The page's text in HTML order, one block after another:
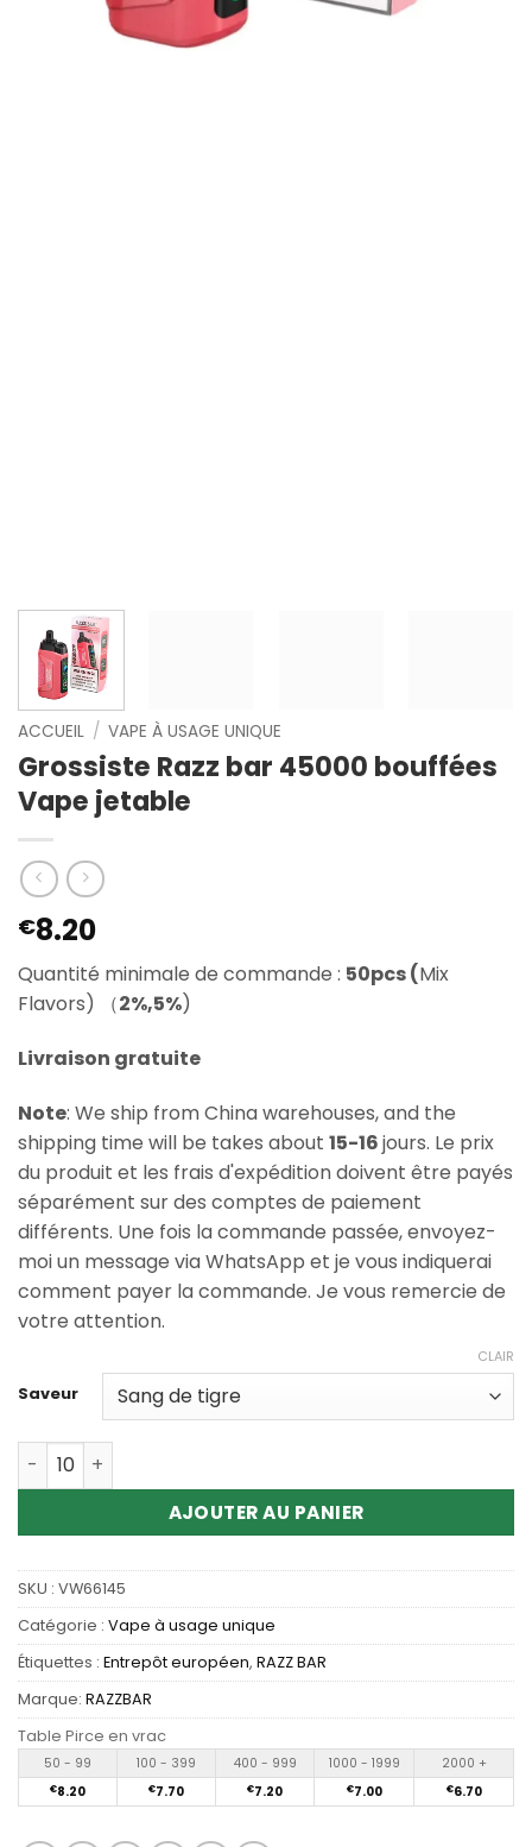
ACCUEIL / VAPE À USAGE UNIQUE
Grossiste Razz bar 45000 bouffées
Vape jetable
€8.20
Quantité minimale de commande : 50pcs (Mix
Flavors) （2%,5%)
Livraison gratuite
Note: We ship from China warehouses, and the
shipping time will be takes about 15-16jours. Le prix
du produit et les frais d'expédition doivent être payés
séparément sur des comptes de paiement
différents. Une fois la commande passée, envoyez-
moi un message via WhatsApp et je vous indiquerai
comment payer la commande. Je vous remercie de
votre attention.
Saveur
CLAIR
Quantité Wholesale Razz bar 45000 Puffs Disposable
AJOUTER AU PANIER
SKU : VW66145
Catégorie : Vape à usage unique
Étiquettes : Entrepôt européen, RAZZ BAR
Marque: RAZZBAR
Table Pirce en vrac
50 - 99 100 - 399 400 - 999 1000 - 1999 2000 +
€8.20 €7.70 €7.20 €7.00 €6.70